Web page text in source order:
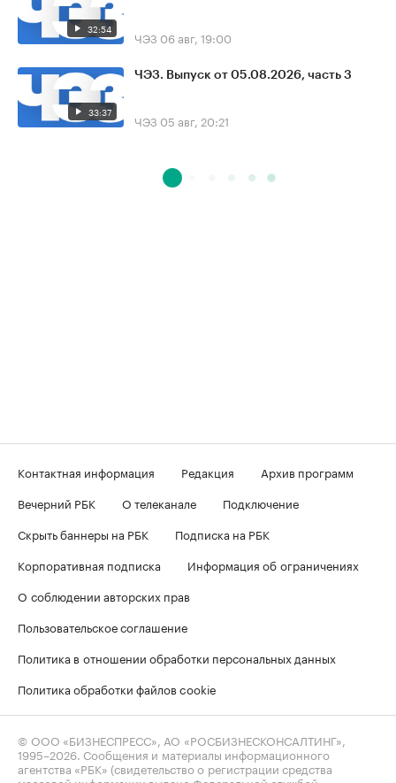
32:54 ЧЭЗ 06 авг, 19:00
33:37
ЧЭЗ. Выпуск от 05.08.2026, часть 3
ЧЭЗ 05 авг, 20:21
Контактная информация Редакция
Архив программ
Вечерний РБК
О телеканале
Подключение
Скрыть баннеры на РБК
Подписка на РБК
Корпоративная подписка
Информация об ограничениях
О соблюдении авторских прав
Пользовательское соглашение
Политика в отношении обработки персональных данных
Политика обработки файлов cookie
© ООО «БИЗНЕСПРЕСС», АО «РОСБИЗНЕСКОНСАЛТИНГ»,
1995–2026 . Сообщения и материалы информационного
агентства «РБК» (свидетельство о регистрации средства